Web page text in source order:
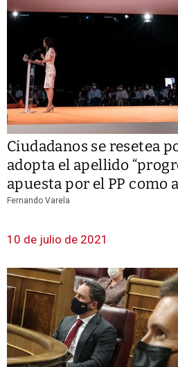
Ciudadanos se resetea
adopta el apellido
apuesta por el PP como
Fernando Varela
10 de julio de 2021